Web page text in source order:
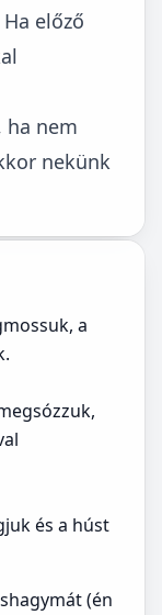
előző
ha nem
nekünk
a
és a húst
(én